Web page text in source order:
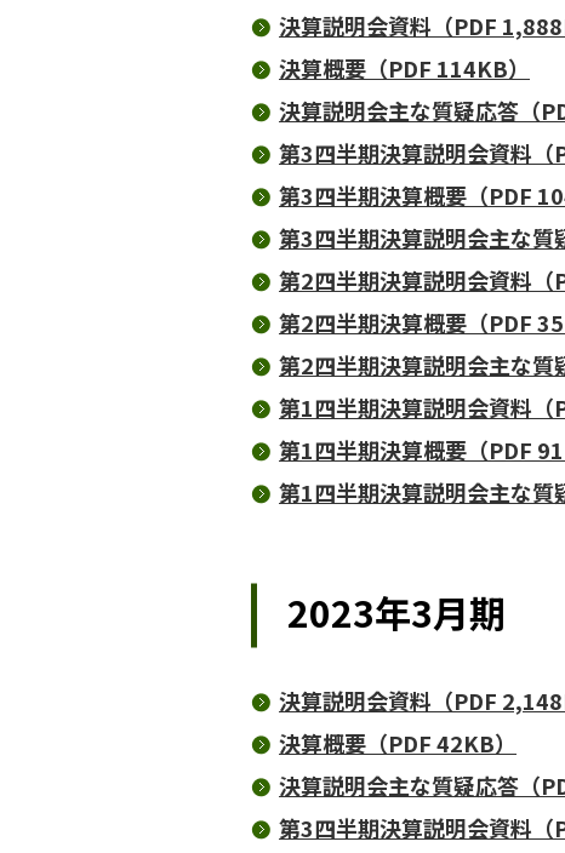
決算説明会資料（PDF
決算概要（PDF 114KB）
決算説明会主な質疑応答（
第3四半期決算説明会資料（
第3四半期決算概要（PDF
第3四半期決算説明会主な質
第2四半期決算説明会資料（
第2四半期決算概要（PDF
第2四半期決算説明会主な質
第1四半期決算説明会資料（
第1四半期決算概要（PDF
第1四半期決算説明会主な質
2023年3月期
決算説明会資料（PDF
決算概要（PDF 42KB）
決算説明会主な質疑応答（
第3四半期決算説明会資料（